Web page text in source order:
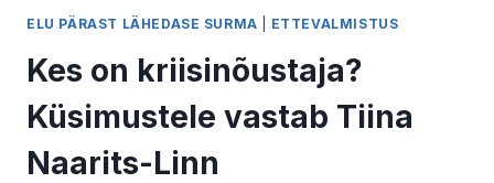
ELU PÄRAST LÄHEDASE SURMA ETTEVALMISTUS
Kes on kriisinõustaja?
Küsimustele vastab Tiina
Naarits-Linn